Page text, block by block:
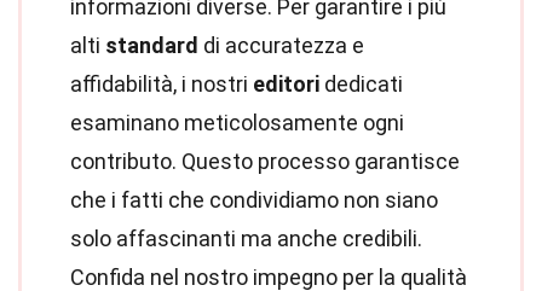
informazioni diverse. Per garantire i più
alti standard di accuratezza e
affidabilità, i nostri editori dedicati
esaminano meticolosamente ogni
contributo. Questo processo garantisce
che i fatti che condividiamo non siano
solo affascinanti ma anche credibili.
Confida nel nostro impegno per la qualità